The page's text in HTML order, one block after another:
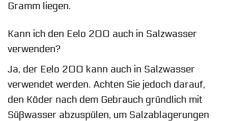
Gramm liegen.
Kann ich den Eelo 200 auch in Salzwasser
verwenden?
Ja, der Eelo 200 kann auch in Salzwasser
verwendet werden. Achten Sie jedoch darauf,
den Köder nach dem Gebrauch gründlich mit
Süßwasser abzuspülen, um Salzablagerungen